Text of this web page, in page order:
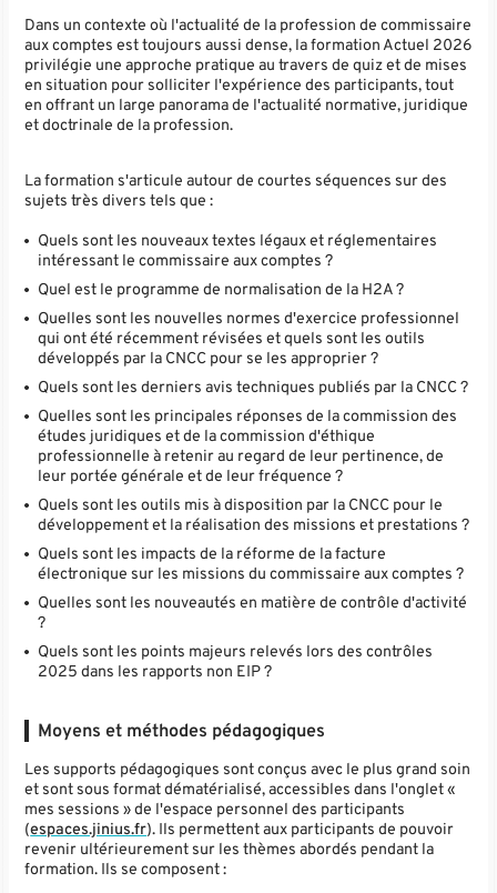
Dans un contexte où l'actualité de la profession de commissaire
aux comptes est toujours aussi dense, la formation Actuel 2026
privilégie une approche pratique au travers de quiz et de mises
en situation pour solliciter l'expérience des participants, tout
en offrant un large panorama de l'actualité normative, juridique
et doctrinale de la profession.
La formation s'articule autour de courtes séquences sur des
sujets très divers tels que :
Quels sont les nouveaux textes légaux et réglementaires
intéressant le commissaire aux comptes ?
Quel est le programme de normalisation de la H2A ?
Quelles sont les nouvelles normes d'exercice professionnel
qui ont été récemment révisées et quels sont les outils
développés par la CNCC pour se les approprier ?
Quels sont les derniers avis techniques publiés par la CNCC ?
Quelles sont les principales réponses de la commission des
études juridiques et de la commission d'éthique
professionnelle à retenir au regard de leur pertinence, de
leur portée générale et de leur fréquence ?
Quels sont les outils mis à disposition par la CNCC pour le
développement et la réalisation des missions et prestations ?
Quels sont les impacts de la réforme de la facture
électronique sur les missions du commissaire aux comptes ?
Quelles sont les nouveautés en matière de contrôle d'activité
?
Quels sont les points majeurs relevés lors des contrôles
2025 dans les rapports non EIP ?
Moyens et méthodes pédagogiques
Les supports pédagogiques sont conçus avec le plus grand soin
et sont sous format dématérialisé, accessibles dans l'onglet «
mes sessions » de l'espace personnel des participants
(espaces.jinius.fr). Ils permettent aux participants de pouvoir
revenir ultérieurement sur les thèmes abordés pendant la
formation. Ils se composent :